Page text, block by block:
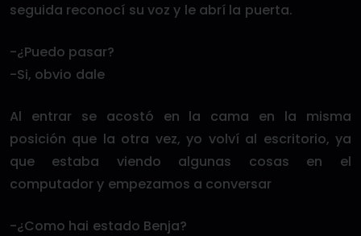
seguida reconocí su voz y le abrí la puerta.
-¿Puedo pasar?
-Si, obvio dale
Al entrar se acostó en la cama en la misma
posición que la otra vez, yo volví al escritorio, ya
que estaba viendo algunas cosas en el
computador y empezamos a conversar
-¿Como hai estado Benja?